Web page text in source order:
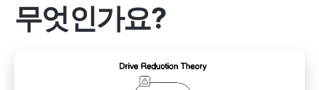
무엇인가요?